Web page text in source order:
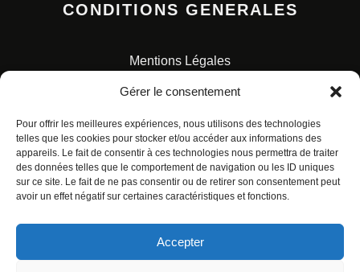
Gérer le consentement
Pour offrir les meilleures expériences, nous utilisons des technologies
telles que les cookies pour stocker et/ou accéder aux informations des
appareils. Le fait de consentir à ces technologies nous permettra de traiter
des données telles que le comportement de navigation ou les ID uniques
sur ce site. Le fait de ne pas consentir ou de retirer son consentement peut
avoir un effet négatif sur certaines caractéristiques et fonctions.
Accepter
CONDITIONS GENERALES
Mentions Légales
Charte pour la protection des données personnelles
© ALL RIGHTS RESERVED. URBAN COMICS POUR LES